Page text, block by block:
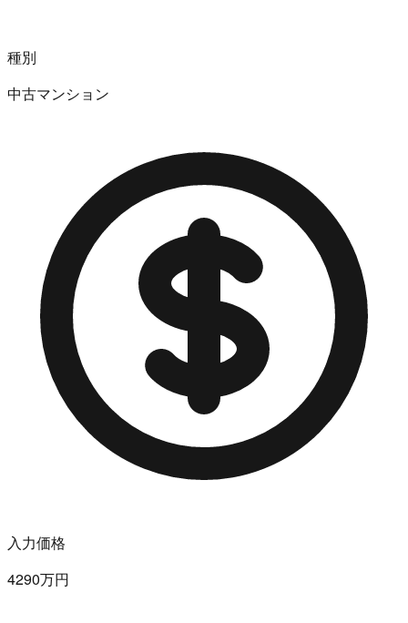
種別
中古マンション
入力価格
4290万円